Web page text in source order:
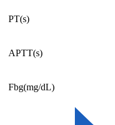
PT(s)
APTT(s)
Fbg(mg/dL)